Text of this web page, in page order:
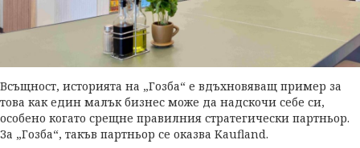
Всъщност, историята на „Гозба“ е вдъхновяващ пример за
това как един малък бизнес може да надскочи себе си,
особено когато срещне правилния стратегически партньор.
За „Гозба“, такъв партньор се оказва Kaufland.